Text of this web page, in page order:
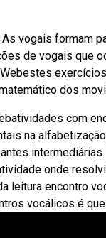
vogais formam
de vogais que
dos
com
na
onde
leitura encontro
vocálicos é